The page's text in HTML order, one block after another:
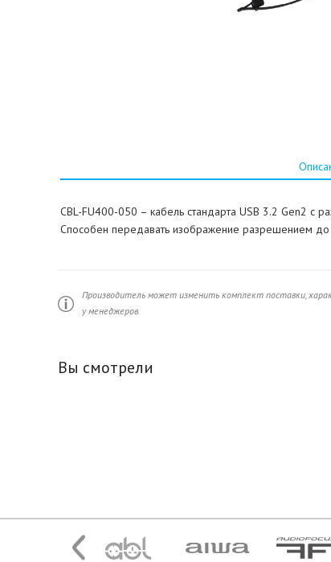
CBL-FU400-050 – кабель стандарта USB 3.2 Gen2 с
Способен передавать изображение разрешением
Производитель может изменить комплект поставки,
у менеджеров.
Вы смотрели